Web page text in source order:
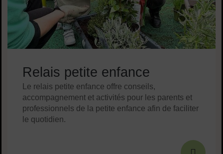
Relais petite enfance
Le relais petite enfance offre conseils,
accompagnement et activités pour les parents et
professionnels de la petite enfance afin de faciliter
le quotidien.